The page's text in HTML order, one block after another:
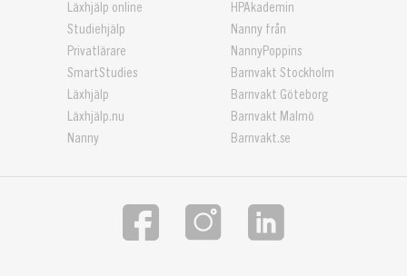
Läxhjälp online
Studiehjälp
Privatlärare
SmartStudies
Läxhjälp
Läxhjälp.nu
Nanny
HPAkademin
Nanny från
NannyPoppins
Barnvakt Stockholm
Barnvakt Göteborg
Barnvakt Malmö
Barnvakt.se